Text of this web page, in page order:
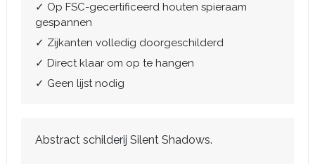
✓ Op FSC-gecertificeerd houten spieraam
gespannen
✓ Zijkanten volledig doorgeschilderd
✓ Direct klaar om op te hangen
✓ Geen lijst nodig
Abstract schilderij Silent Shadows.